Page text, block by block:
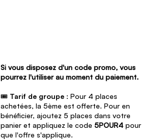
Si vous disposez d'un code promo, vous
pourrez l'utiliser au moment du paiement.
🎟️ Tarif de groupe : Pour 4 places
achetées, la 5ème est offerte. Pour en
bénéficier, ajoutez 5 places dans votre
panier et appliquez le code5POUR4 pour
que l'offre s'applique.